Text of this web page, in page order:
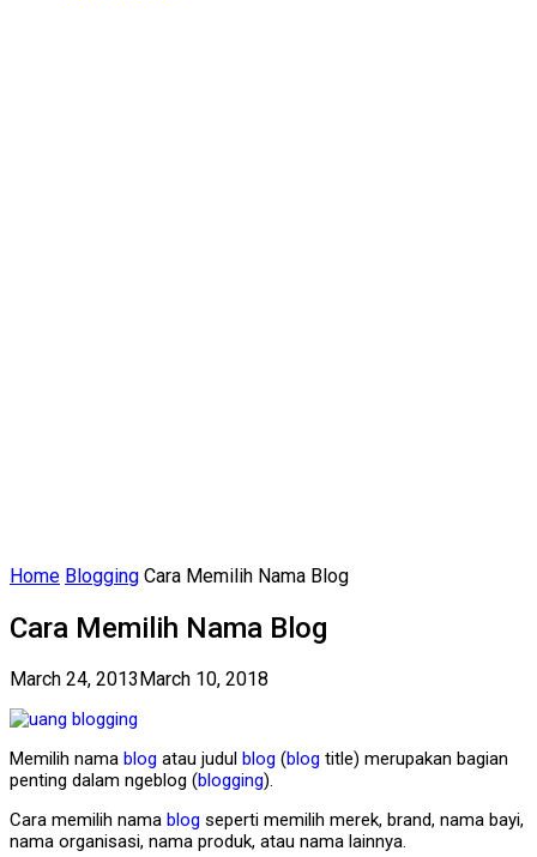
Home Blogging Cara Memilih Nama Blog
Cara Memilih Nama Blog
March 24, 2013 March 10, 2018
Memilih nama blog atau judul blog (blog title) merupakan bagian
penting dalam ngeblog (blogging).
Cara memilih nama blog seperti memilih merek, brand, nama bayi,
nama organisasi, nama produk, atau nama lainnya.